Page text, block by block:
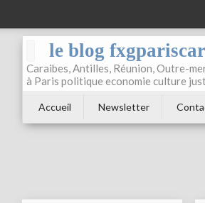
le blog
Caraibes, Antilles, Réunion, Outre-
à Paris politique economie culture
Accueil Newsletter